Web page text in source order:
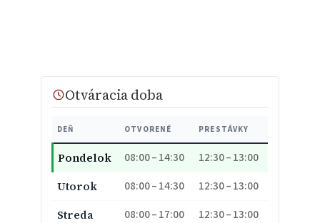
Otváracia doba
DEŇ OTVORENÉ PRESTÁVKY
Pondelok 08:00 – 14:30 12:30 – 13:00
Utorok 08:00 – 14:30 12:30 – 13:00
Streda 08:00 – 17:00 12:30 – 13:00